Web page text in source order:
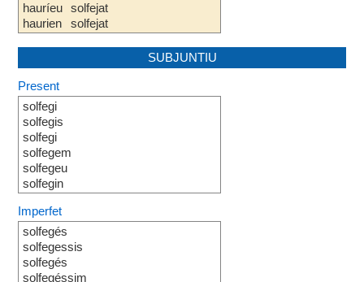
hauríeu
haurien
solfejat
solfejat
SUBJUNTIU
Present
solfegi
solfegis
solfegi
solfegem
solfegeu
solfegin
Imperfet
solfegés
solfegessis
solfegés
solfegéssim